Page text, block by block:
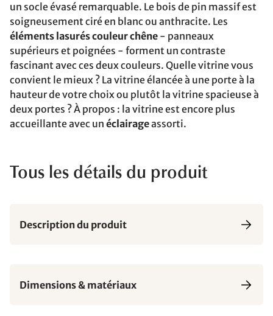
un socle évasé remarquable. Le bois de pin massif est
soigneusement ciré en blanc ou anthracite. Les
éléments lasurés couleur chêne - panneaux
supérieurs et poignées - forment un contraste
fascinant avec ces deux couleurs. Quelle vitrine vous
convient le mieux ? La vitrine élancée à une porte à la
hauteur de votre choix ou plutôt la vitrine spacieuse à
deux portes ? À propos : la vitrine est encore plus
accueillante avec un éclairageassorti.
Tous les détails du produit
Description du produit
Dimensions & matériaux